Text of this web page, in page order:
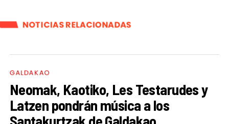
NOTICIAS RELACIONADAS
GALDAKAO
Neomak, Kaotiko, Les Testarudes y
Latzen pondrán música a los